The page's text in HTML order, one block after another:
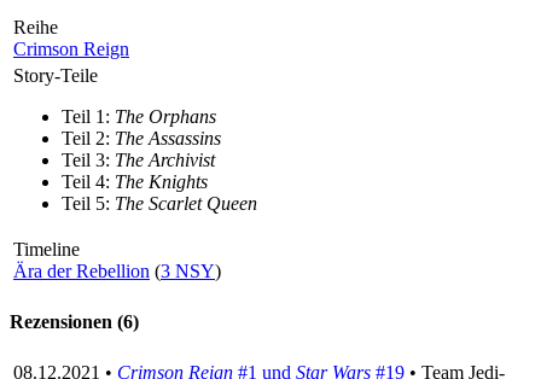
Reihe
Crimson Reign
Story-Teile
Teil 1: The Orphans
Teil 2: The Assassins
Teil 3: The Archivist
Teil 4: The Knights
Teil 5: The Scarlet Queen
Timeline
Ära der Rebellion (3 NSY)
Rezensionen (6)
08.12.2021 • Crimson Reign #1 und Star Wars #19 • Team Jedi-